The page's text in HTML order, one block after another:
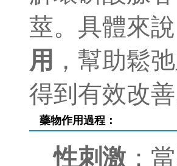
莖。具體來
用 ，幫助鬆
得到有效改善
藥物作用過程：
性刺激 ：